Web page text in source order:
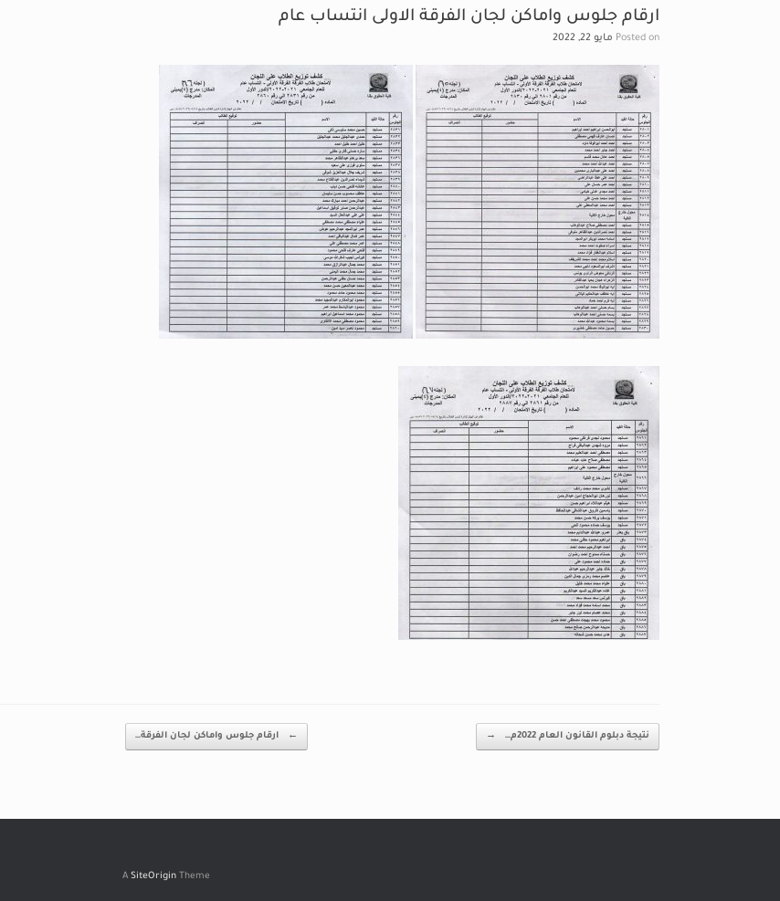
ارقام جلوس واماكن لجان الفرقة الاولى انتساب عام
Posted on مايو 22, 2022
Post navigation
← ارقام جلوس واماكن لجان الفرقة… نتيجة دبلوم القانون العام 2022م… →
A SiteOrigin Theme